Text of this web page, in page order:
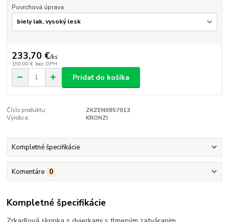
Povrchová úprava
233,70 €/ks
190,00 € bez DPH
Pridať do košíka
Číslo produktu:
ZKZEN0857013
Výrobca:
KRONZI
Kompletné špecifikácie
Komentáre 0
Kompletné špecifikácie